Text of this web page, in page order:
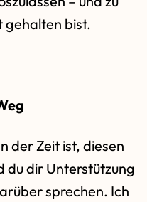
gehalten bist.
der Zeit ist, diesen
du dir Unterstützung
sprechen. Ich